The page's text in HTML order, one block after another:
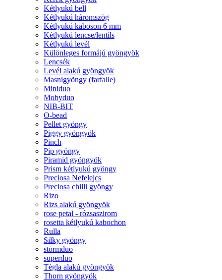
Kétlyukú bell
Kétlyukú háromszög
Kétlyukú kaboson 6 mm
Kétlyukú lencse/lentils
Kétlyukú levél
Különleges formájú gyöngyök
Lencsék
Levél alakú gyöngyök
Masnigyöngy (farfalle)
Miniduo
Mobyduo
NIB-BIT
O-bead
Pellet gyöngy
Piggy gyöngyök
Pinch
Pip gyöngy
Piramid gyöngyök
Prism kétlyukú gyöngy
Preciosa Nefelejcs
Preciosa chilli gyöngy
Rizo
Rizs alakú gyöngyök
rose petal - rózsaszirom
rosetta kétlyukú kabochon
Rulla
Silky gyöngy
stormduo
superduo
Tégla alakú gyöngyök
Thorn gyöngyök